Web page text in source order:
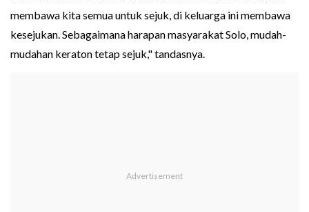
membawa kita semua untuk sejuk, di keluarga ini membawa
kesejukan. Sebagaimana harapan masyarakat Solo, mudah-
mudahan keraton tetap sejuk," tandasnya.